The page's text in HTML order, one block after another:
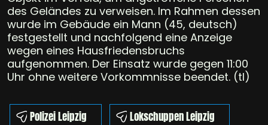
des Geländes zu verweisen. Im Rahmen dessen
wurde im Gebäude ein Mann (45, deutsch)
festgestellt und nachfolgend eine Anzeige
wegen eines Hausfriedensbruchs
aufgenommen. Der Einsatz wurde gegen 11:00
Uhr ohne weitere Vorkommnisse beendet. (tl)
Polizei Leipzig
Lokschuppen Leipzig